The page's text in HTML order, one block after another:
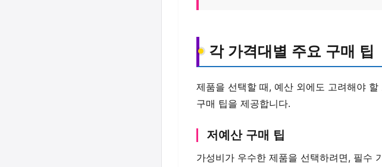
각 가격대별 주요 구매 팁
제품을 선택할 때, 예산 외에도 고려해야
구매 팁을 제공합니다.
저예산 구매 팁
가성비가 우수한 제품을 선택하려면, 필수